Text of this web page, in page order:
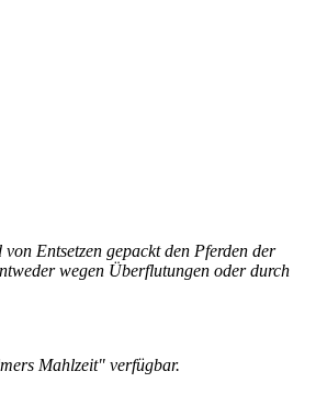
Entsetzen gepackt den Pferden der
wegen Überflutungen oder durch
Mahlzeit" verfügbar.